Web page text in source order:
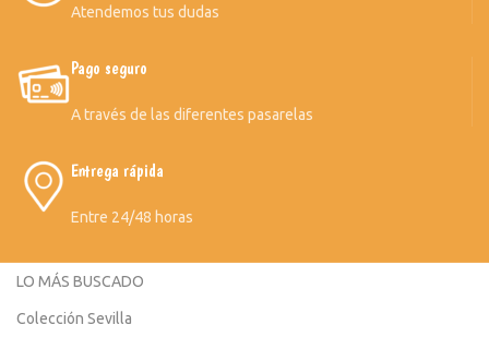
Atendemos tus dudas
Pago seguro
A través de las diferentes pasarelas
Entrega rápida
Entre 24/48 horas
LO MÁS BUSCADO
Colección Sevilla